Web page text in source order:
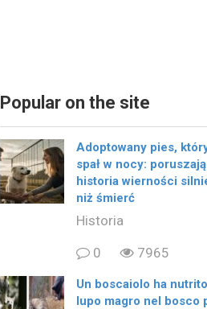
Popular on the site
Adoptowany pies,
spał w nocy:
historia wierności
niż śmierć
Historia
0
7965
Un boscaiolo ha
lupo magro nel bosco